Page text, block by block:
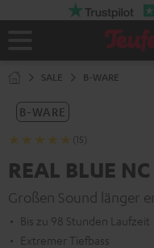
Startseite
SALE B-WARE
B-WARE
(15)
REAL BLUE
Großen Sound länger
Bis zu 98 Stunden Laufzeit
Extremer Tiefbass